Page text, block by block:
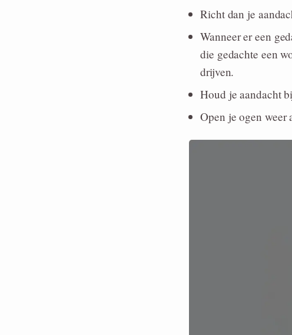
Richt dan je
Wanneer er een
die gedachte een
drijven.
Houd je aandacht
Open je ogen weer